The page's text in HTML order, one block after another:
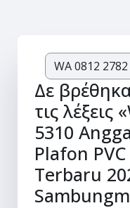
Δε
τις λέξεις
5310
Plafon
Terbaru